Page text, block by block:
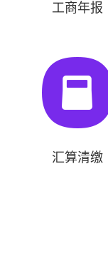
工商年报
汇算清缴